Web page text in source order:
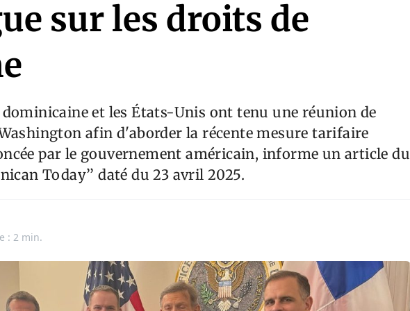
sur les droits de
et les États-Unis ont tenu une réunion de
afin d'aborder la récente mesure tarifaire
par le gouvernement américain, informe un article du
Today’’ daté du 23 avril 2025.
: 2 min.